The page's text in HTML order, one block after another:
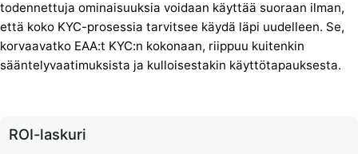
todennettuja ominaisuuksia voidaan käyttää suoraan ilman,
että koko KYC-prosessia tarvitsee käydä läpi uudelleen. Se,
korvaavatko EAA:t KYC:n kokonaan, riippuu kuitenkin
sääntelyvaatimuksista ja kulloisestakin käyttötapauksesta.
ROI-laskuri